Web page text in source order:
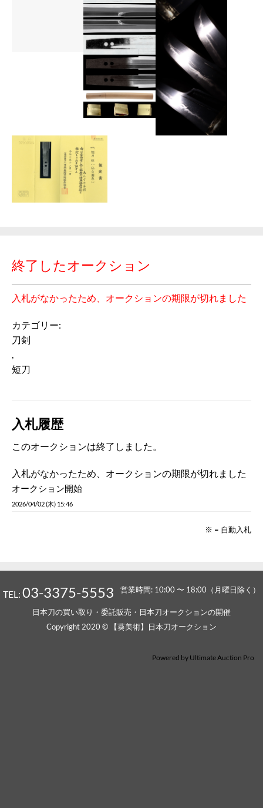
終了したオークション
入札がなかったため、オークションの期限が切れました
カテゴリー:
刀剣
短刀
入札履歴
このオークションは終了しました。
入札がなかったため、オークションの期限が切れました
オークション開始
2026/04/02 (木) 15:46
※ = 自動入札
TEL:03-3375-5553 営業時間: 10:00 〜 18:00（月曜日除く）
日本刀の買い取り・委託販売・日本刀オークションの開催
Copyright 2020 © 【葵美術】日本刀オークション
Powered by Ultimate Auction Pro